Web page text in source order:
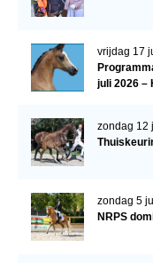
ZADEL 2026
vrijdag 17
juli 2026 –
zondag 12
zondag 5
NRPS